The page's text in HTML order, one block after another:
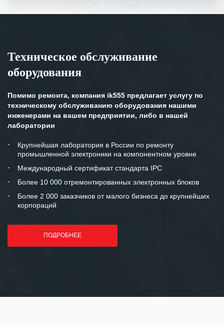
Особенно хочется отметить высокую
клиентоориентированность
готовность помочь в самых сложных
Мы высоко ценим сложившиеся
и доверительные партнерские
отношения и искренне желаем
«Инженерной компании «555» долгих
лет успеха и процветания.
Техническое обслуживание
оборудования
Помимо ремонта, компания ik555 предлагает услугу по
техническому обслуживанию оборудования нашими
инженерами на вашем предприятии, либо в нашей
лаборатории
Крупнейшая лаборатория в России по ремонту
промышленной электроники на компонентном уровне
Международный сертификат стандарта IPC
Более 10 000 отремонтированных электронных блоков
Более 2 000 заказчиков от малого бизнеса до крупнейших
корпораций
ПОДРОБНЕЕ